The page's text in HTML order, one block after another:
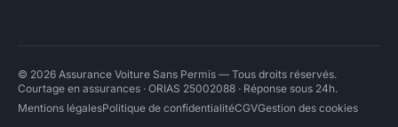
© 2026 Assurance Voiture Sans Permis — Tous droits réservés.
Courtage en assurances · ORIAS 25002088 · Réponse sous 24h.
Mentions légalesPolitique de confidentialitéCGVGestion des cookies